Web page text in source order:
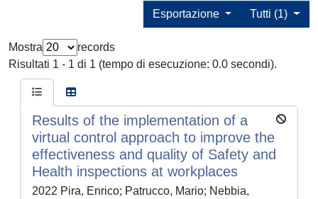
Tutti (1)
Esportazione
Mostra
records
Risultati 1 - 1 di 1 (tempo di esecuzione: 0.0 secondi).
Results of the implementation of a
virtual control approach to improve the
effectiveness and quality of Safety and
Health inspections at workplaces
2022 Pira, Enrico; Patrucco, Mario; Nebbia,